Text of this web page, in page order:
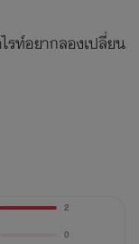
ท์อยากลองเปลี่ยน
วันมาที
2
0